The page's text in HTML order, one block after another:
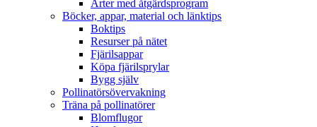
Arter med åtgärdsprogram
Böcker, appar, material och länktips
Boktips
Resurser på nätet
Fjärilsappar
Köpa fjärilsprylar
Bygg själv
Pollinatörsövervakning
Träna på pollinatörer
Blomflugor